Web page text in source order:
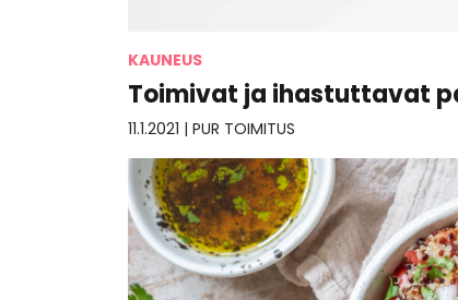
KAUNEUS
Toimivat ja ihastuttavat
11.1.2021 | PUR TOIMITUS